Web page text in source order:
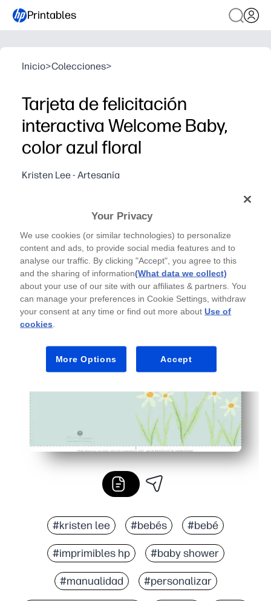
Printables
Inicio>Colecciones>
Tarjeta de felicitación
interactiva Welcome Baby,
color azul floral
Kristen Lee - Artesanía
colocar una libreta para sellos o pintura lavable y
observar cómo pequeñas huellas de manos y huellas
dactilares de seres queridos convierten el diseño en
un recuerdo.
Por qué funciona:
Configuración sin preparación: imprima en casa, use
Involucra a todos: perfecto para baby showers,
Decoración significativa: se seca hasta quedar plana
Flexible y sin complicaciones: reimprima los extras,
#kristen lee #bebés #bebé
#imprimibles hp #baby shower
#manualidad #personalizar
Your Privacy
We use cookies (or similar technologies) to personalize
content and ads, to provide social media features and to
analyse our traffic. By clicking "Accept", you agree to this
and the sharing of information(What data we collect)
about your use of our site with our affiliates & partners. You
can manage your preferences in Cookie Settings, withdraw
your consent at any time or find out more aboutUse of
cookies
More Options Accept